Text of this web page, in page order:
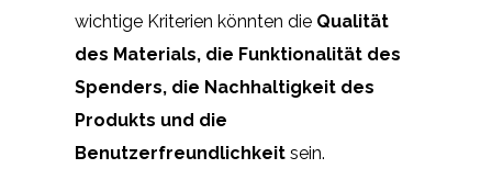
wichtige Kriterien könnten die Qualität
des Materials, die Funktionalität des
Spenders, die Nachhaltigkeit des
Produkts und die
Benutzerfreundlichkeit sein.